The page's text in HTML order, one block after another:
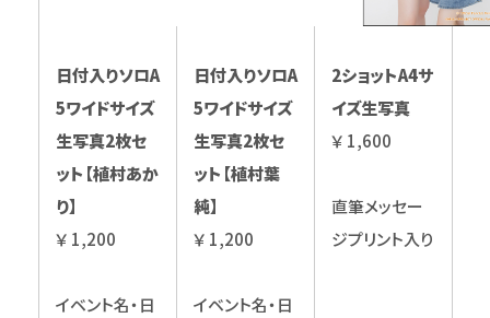
日付入りソロA
5ワイドサイズ
生写真2枚セ
ット【植村あか
り】
￥ 1,200
イベント名・日
日付入りソロA
5ワイドサイズ
生写真2枚セ
ット【植村葉
純】
￥ 1,200
イベント名・日
2ショットA4サ
イズ生写真
￥ 1,600
直筆メッセー
ジプリント入り